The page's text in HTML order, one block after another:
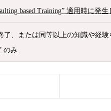
based Training” 適用時に発生
了、または同等以上の知識や経験
のみ